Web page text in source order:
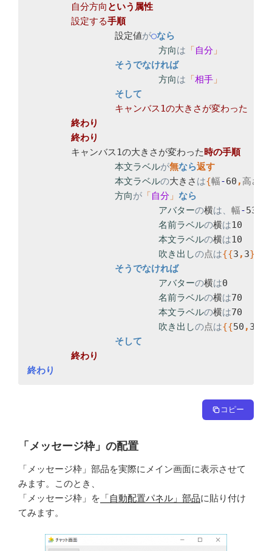
自分方向
設定する
		設定値
が○
方向は 「自分
方向は 「相手
	キャンバス1の大きさが変わった
本文ラベルが無なら
本文ラベルの大きさ は{幅-60 ,高さ
方向が 「自分 」
アバターの横は、 幅-53
名前ラベルの横は10
本文ラベルの横は10
吹き出しの点は{{3 , 3}
アバターの横は0
名前ラベルの横は70
本文ラベルの横は70
吹き出しの点は{{50 , 30
終わり
コピー
「メッセージ枠」の配置
「メッセージ枠」部品を実際にメイン画面に表示させて
みます。このとき、
「メッセージ枠」を 「自動配置パネル」部品に貼り付け
てみます。